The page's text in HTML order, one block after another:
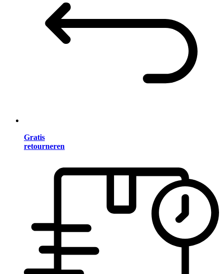
Gratis
retourneren